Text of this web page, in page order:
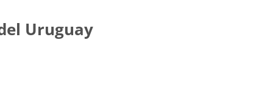
Uruguay